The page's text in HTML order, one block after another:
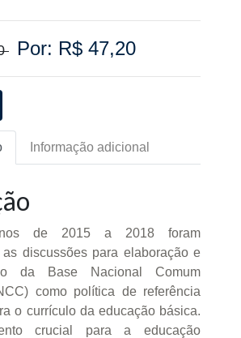
Por: R$ 47,20
Informação adicional
de 2015 a 2018 foram
as discussões para elaboração e
da Base Nacional Comum
como política de referência
o currículo da educação básica.
crucial para a educação